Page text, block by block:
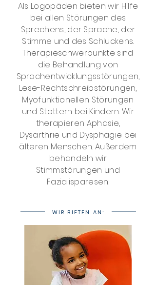
Als Logopäden bieten wir Hilfe
bei allen Störungen des
Sprechens, der Sprache, der
Stimme und des Schluckens.
Therapieschwerpunkte sind
die Behandlung von
Sprachentwicklungsstörungen,
Lese-Rechtschreibstörungen,
Myofunktionellen Störungen
und Stottern bei Kindern. Wir
therapieren Aphasie,
Dysarthrie und Dysphagie bei
älteren Menschen. Außerdem
behandeln wir
Stimmstörungen und
Fazialisparesen.
WIR BIETEN AN: